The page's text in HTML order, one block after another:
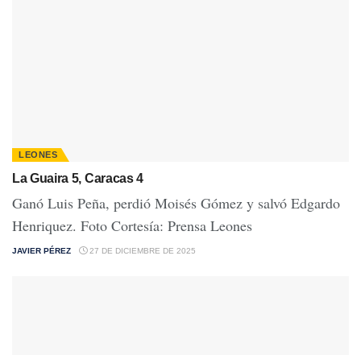
LEONES
La Guaira 5, Caracas 4
Ganó Luis Peña, perdió Moisés Gómez y salvó Edgardo
Henriquez. Foto Cortesía: Prensa Leones
JAVIER PÉREZ 27 DE DICIEMBRE DE 2025